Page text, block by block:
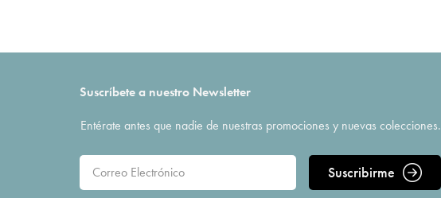
Suscríbete a nuestro Newsletter
Entérate antes que nadie de nuestras promociones y nuevas colecciones.
Suscribirme